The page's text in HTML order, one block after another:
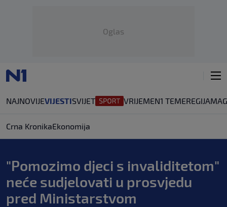
Oglas
NAJNOVIJEVIJESTISVIJET VRIJEMEN1 TEMEREGIJA
Crna KronikaEkonomija
"Pomozimo djeci s invaliditetom"
neće sudjelovati u prosvjedu
pred Ministarstvom